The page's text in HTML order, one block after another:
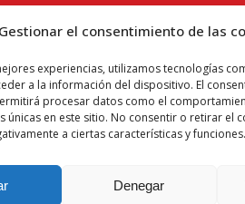
Gestionar el consentimiento de las
experiencias, utilizamos tecnologías
a la información del dispositivo. El
procesar datos como el
únicas en este sitio. No consentir o retirar el
a ciertas características y funciones.
Denegar